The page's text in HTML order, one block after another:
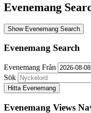
Evenemang
Show Evenemang Search
Evenemang Search
Evenemang Från
Sök
Evenemang Views